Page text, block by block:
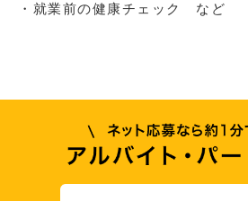
・就業前の健康チェック など